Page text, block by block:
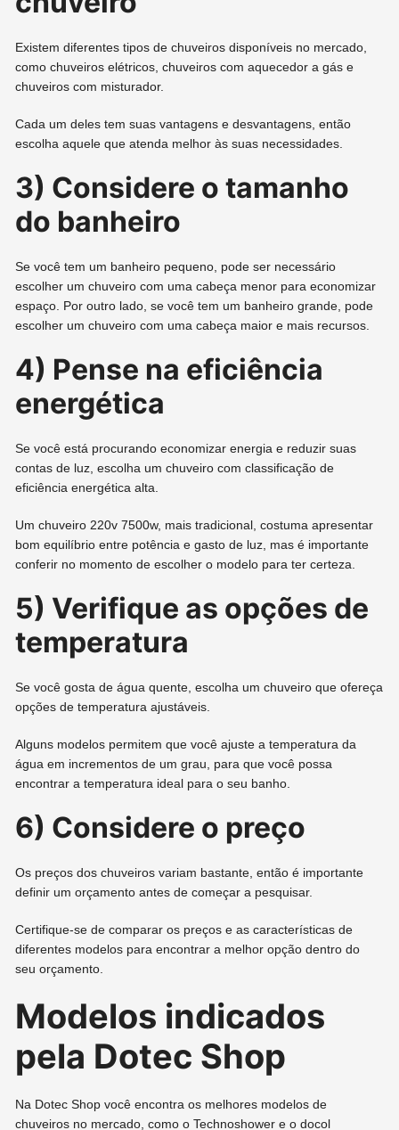
Existem diferentes tipos de chuveiros disponíveis no mercado,
como chuveiros elétricos, chuveiros com aquecedor a gás e
chuveiros com misturador.
Cada um deles tem suas vantagens e desvantagens, então
escolha aquele que atenda melhor às suas necessidades.
3) Considere o tamanho
do banheiro
Se você tem um banheiro pequeno, pode ser necessário
escolher um chuveiro com uma cabeça menor para economizar
espaço. Por outro lado, se você tem um banheiro grande, pode
escolher um chuveiro com uma cabeça maior e mais recursos.
4) Pense na eficiência
energética
Se você está procurando economizar energia e reduzir suas
contas de luz, escolha um chuveiro com classificação de
eficiência energética alta.
Um chuveiro 220v 7500w, mais tradicional, costuma apresentar
bom equilíbrio entre potência e gasto de luz, mas é importante
conferir no momento de escolher o modelo para ter certeza.
5) Verifique as opções de
temperatura
Se você gosta de água quente, escolha um chuveiro que ofereça
opções de temperatura ajustáveis.
Alguns modelos permitem que você ajuste a temperatura da
água em incrementos de um grau, para que você possa
encontrar a temperatura ideal para o seu banho.
6) Considere o preço
Os preços dos chuveiros variam bastante, então é importante
definir um orçamento antes de começar a pesquisar.
Certifique-se de comparar os preços e as características de
diferentes modelos para encontrar a melhor opção dentro do
seu orçamento.
Modelos indicados
pela Dotec Shop
Na Dotec Shop você encontra os melhores modelos de
chuveiros no mercado, como o Technoshower e o docol